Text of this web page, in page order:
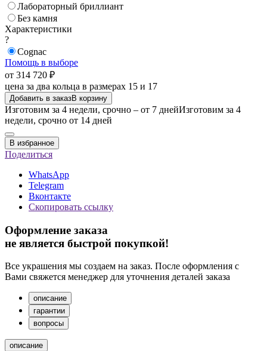
Лабораторный бриллиант
Без камня
Характеристики
?
Cognac
Помощь в выборе
от 314 720 ₽
цена за два кольца в размерах 15 и 17
Добавить в заказВ корзину
Изготовим за 4 недели, срочно – от 7 днейИзготовим за 4
недели, срочно от 14 дней
В избранное
Поделиться
WhatsApp
Telegram
Вконтакте
Скопировать ссылку
Оформление заказа
не является быстрой покупкой!
Все украшения мы создаем на заказ. После оформления с
Вами свяжется менеджер для уточнения деталей заказа
описание
гарантии
вопросы
описание